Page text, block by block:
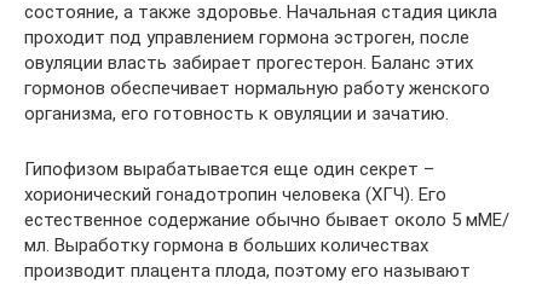
состояние, а также здоровье. Начальная стадия цикла
проходит под управлением гормона эстроген, после
овуляции власть забирает прогестерон. Баланс этих
гормонов обеспечивает нормальную работу женского
организма, его готовность к овуляции и зачатию.
Гипофизом вырабатывается еще один секрет –
хорионический гонадотропин человека (ХГЧ). Его
естественное содержание обычно бывает около 5 мМЕ/
мл. Выработку гормона в больших количествах
производит плацента плода, поэтому его называют